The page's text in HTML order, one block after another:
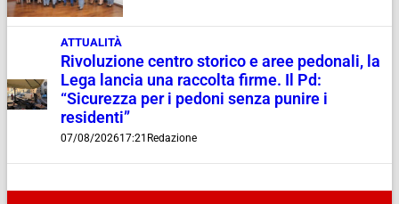
ATTUALITÀ
Rivoluzione centro storico e aree pedonali, la
Lega lancia una raccolta firme. Il Pd:
“Sicurezza per i pedoni senza punire i
residenti”
07/08/202617:21 Redazione